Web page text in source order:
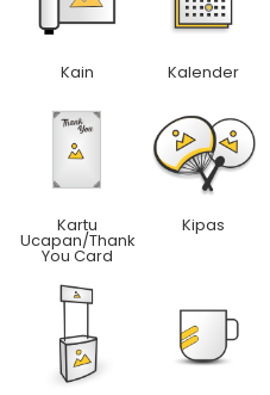
Kain Kalender
Kartu
Ucapan/Thank
You Card
Kipas